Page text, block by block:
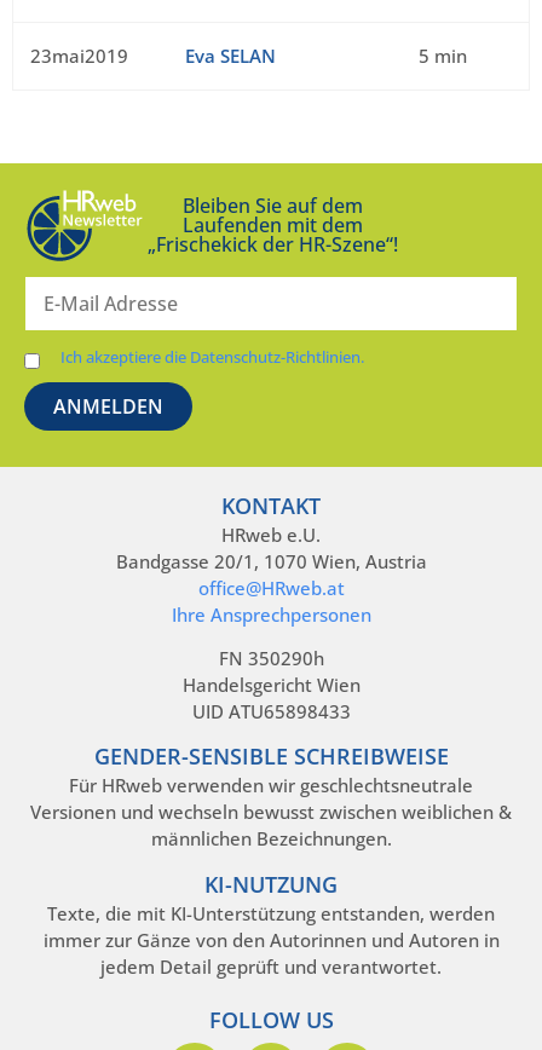
23mai2019 Eva SELAN 5 min
Bleiben Sie auf dem
Laufenden mit dem
„Frischekick der HR-Szene“!
Ich akzeptiere die Datenschutz-Richtlinien.
KONTAKT
HRweb e.U.
Bandgasse 20/1, 1070 Wien, Austria
office@HRweb.at
Ihre Ansprechpersonen
FN 350290h
Handelsgericht Wien
UID ATU65898433
GENDER-SENSIBLE SCHREIBWEISE
Für HRweb verwenden wir geschlechtsneutrale
Versionen und wechseln bewusst zwischen weiblichen &
männlichen Bezeichnungen.
KI-NUTZUNG
Texte, die mit KI-Unterstützung entstanden, werden
immer zur Gänze von den Autorinnen und Autoren in
jedem Detail geprüft und verantwortet.
FOLLOW US